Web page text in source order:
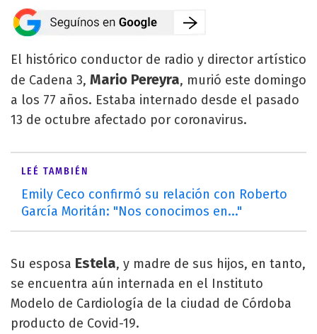
El histórico conductor de radio y director artístico
de Cadena 3, Mario Pereyra, murió este domingo
a los 77 años. Estaba internado desde el pasado
13 de octubre afectado por coronavirus.
LEÉ TAMBIÉN
Emily Ceco confirmó su relación con Roberto
García Moritán: "Nos conocimos en..."
Su esposa Estela, y madre de sus hijos, en tanto,
se encuentra aún internada en el Instituto
Modelo de Cardiología de la ciudad de Córdoba
producto de Covid-19.